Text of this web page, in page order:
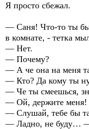
Я просто сбежал.
— Саня! Что-то ты
в комнате, - тетка
— Нет.
— Почему?
— А че она на меня
— Кто? Да кому ты
— Че ты смеешься,
— Ой, держите меня!
— Слушай, тебе бы
— Ладно, не буду… —